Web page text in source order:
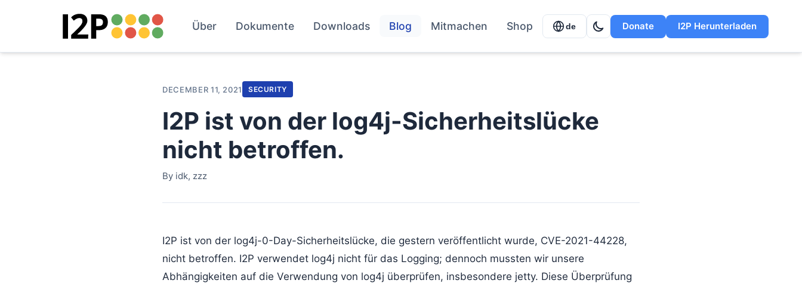
Über Dokumente Downloads Blog Mitmachen Shop de Donate I2P Herunterladen
DECEMBER 11, 2021 SECURITY
I2P ist von der log4j-Sicherheitslücke
nicht betroffen.
By idk, zzz
I2P ist von der log4j-0-Day-Sicherheitslücke, die gestern veröffentlicht wurde, CVE-2021-44228,
nicht betroffen. I2P verwendet log4j nicht für das Logging; dennoch mussten wir unsere
Abhängigkeiten auf die Verwendung von log4j überprüfen, insbesondere jetty. Diese Überprüfung